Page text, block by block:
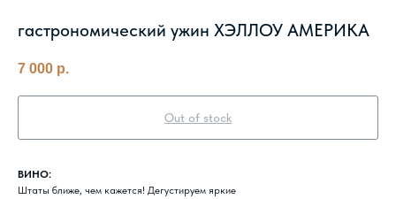
гастрономический ужин ХЭЛЛОУ АМЕРИКА
7 000 р.
Out of stock
ВИНО:
Штаты ближе, чем кажется! Дегустируем яркие